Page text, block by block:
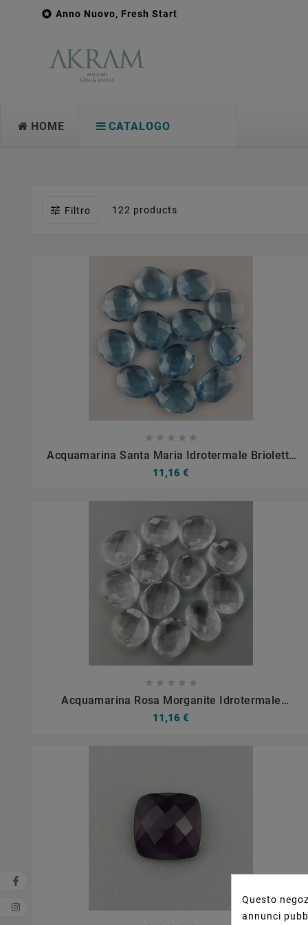
 Anno Nuovo, Fresh Start
HOME CATALOGO
 Filtro 122 products
    
Acquamarina Santa Maria Idrotermale Briolette
Forma Irregolare Sfaccettato Fatto A Mano 12-
16mm 1pz
11,16 €
    
Acquamarina Rosa Morganite Idrotermale
Briolette Forma Irregolare Sfaccettato Fatto A
Mano 11-17mm 1pz
11,16 €
Questo
annunci